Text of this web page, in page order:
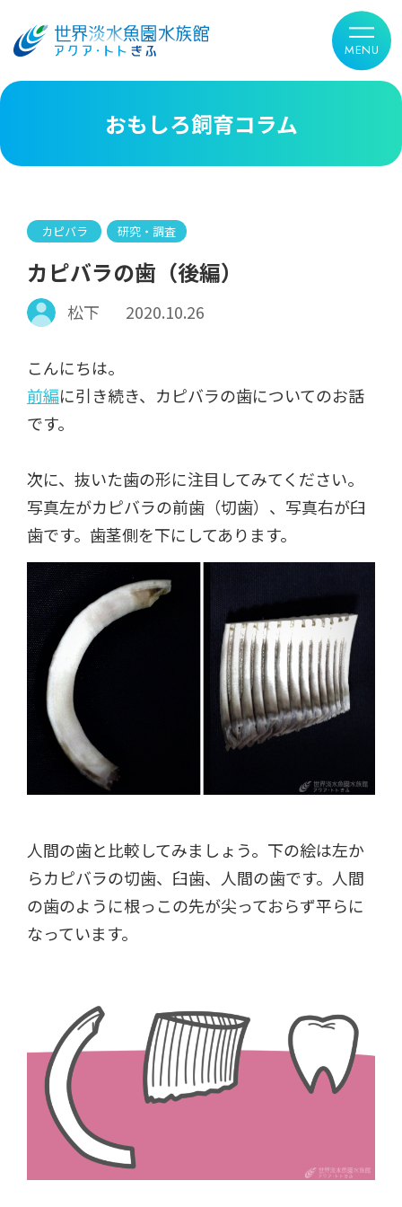
おもしろ飼育コラム
カピバラ 研究・調査
カピバラの歯（後編）
松下 2020.10.26
こんにちは。
前編に引き続き、カピバラの歯についてのお話
です。
次に、抜いた歯の形に注目してみてください。
写真左がカピバラの前歯（切歯）、写真右が臼
歯です。歯茎側を下にしてあります。
人間の歯と比較してみましょう。下の絵は左か
らカピバラの切歯、臼歯、人間の歯です。人間
の歯のように根っこの先が尖っておらず平らに
なっています。